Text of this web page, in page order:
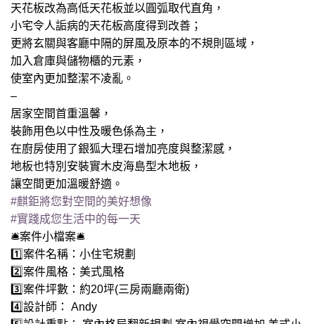
天花板改為高低天花板並以圓弧取代直角，
小宅令人詬病的天花板高度得到改善；
更將玄關與客廳中隔的屏風及原本的不規則區域，
加入倉庫與儲物櫃的元素，
使室內更加整潔不凌亂。
–
居家空間首重溫馨，
裝飾用色以中性及暖色係為主，
在廚房使用了銀狐大理石增加亮度與整潔感，
地板也特別安裝實木皮海島型木地板，
讓空間更加溫暖舒適。
#麒鉅將您對空間的美好想像
#實踐成您生活中的每一天
🛎案件小檔案🛎
1️⃣案件名稱：小住宅規劃
2️⃣案件風格：美式風格
3️⃣案件坪數：約20坪(三房兩廳兩衛)
4️⃣設計師： Andy